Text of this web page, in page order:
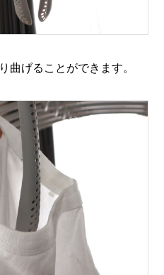
曲げることができます。